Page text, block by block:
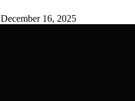
December 16, 2025